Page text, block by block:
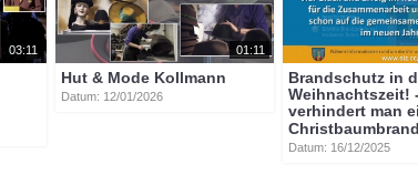
03:11 01:11
Hut & Mode Kollmann
Datum: 12/01/2026
Brandschutz in
Weihnachtszeit!
verhindert man
Christbaumbrand
Datum: 16/12/2025